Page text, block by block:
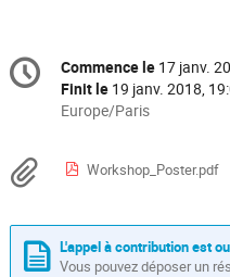
Information
de
Date/Heure
Commence le 17 janv.
Finit le 19 janv. 2018,
Toutes
sont
Europe/Paris
Documents
Workshop_Poster.pdf
L'appel à contribution est
Vous pouvez déposer un